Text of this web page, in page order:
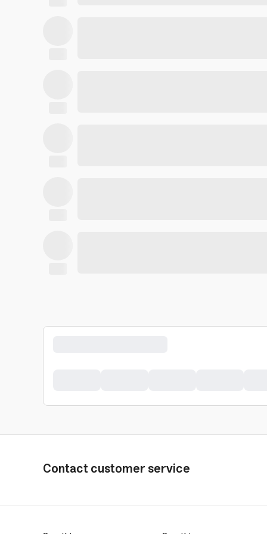
Contact customer service